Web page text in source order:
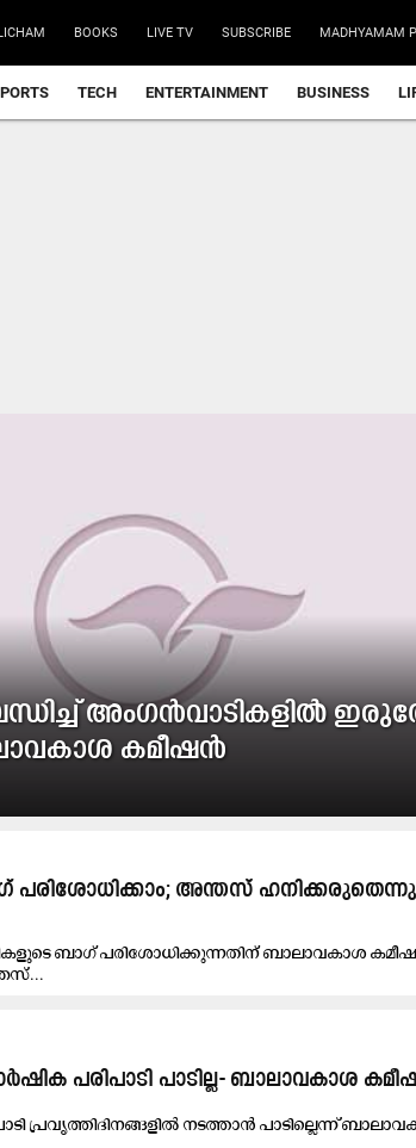
BOOKS LIVE TV SUBSCRIBE MADHYAMAM
TECH ENTERTAINMENT BUSINESS
അംഗൻവാടികളിൽ
കമീഷൻ
പരിശോധിക്കാം; അന്തസ്
ബാഗ് പരിശോധിക്കുന്നതിന് ബാലാവകാശ
പരിപാടി പാടില്ല- ബാലാവകാശ
പ്ര​വൃ​ത്തി​ദി​ന​ങ്ങ​ളി​ൽ ന​ട​ത്താ​ൻ പാ​ടി​ല്ലെ​ന്ന്